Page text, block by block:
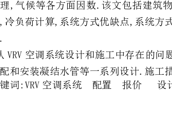
匹配和安装凝结水管等一系列设计.施工措施进行探讨。